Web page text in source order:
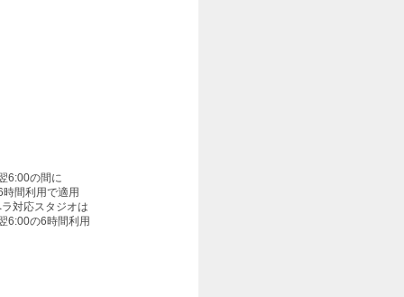
6:00の間に
間利用で適用
対応スタジオは
6:00の6時間利用